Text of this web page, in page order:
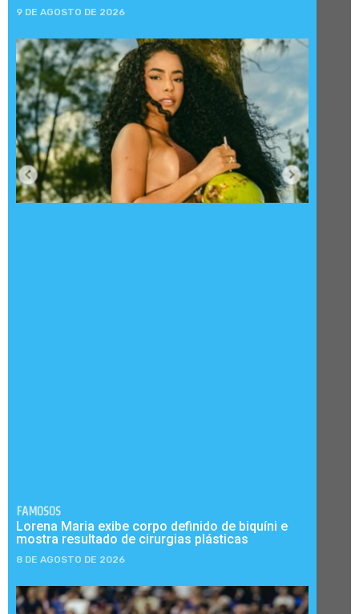
9 DE AGOSTO DE 2026
FAMOSOS
Lorena Maria exibe corpo definido de biquíni e
mostra resultado de cirurgias plásticas
8 DE AGOSTO DE 2026